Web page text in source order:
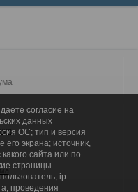
согласие на
данных
ОС; тип и версия
его экрана; источник,
сайта или по
страницы
ip-
проведения